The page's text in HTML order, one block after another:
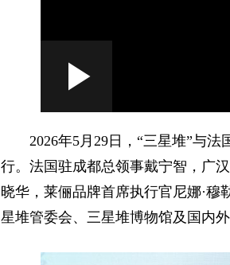
Play
Video
2026年5月29日，“三星堆”与
行。法国驻成都总领事戴宁智，广
晓华，莱俪品牌首席执行官尼娜·
星堆管委会、三星堆博物馆及国内